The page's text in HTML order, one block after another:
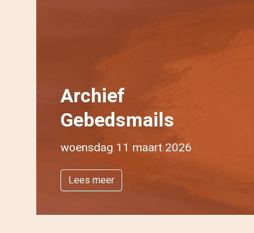
Archief
Gebedsmails
woensdag 11 maart 2026
Lees meer